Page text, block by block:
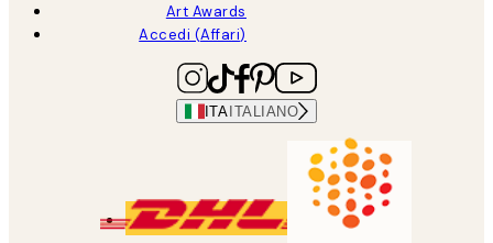
Art Awards
Accedi (Affari)
ITA ITALIANO